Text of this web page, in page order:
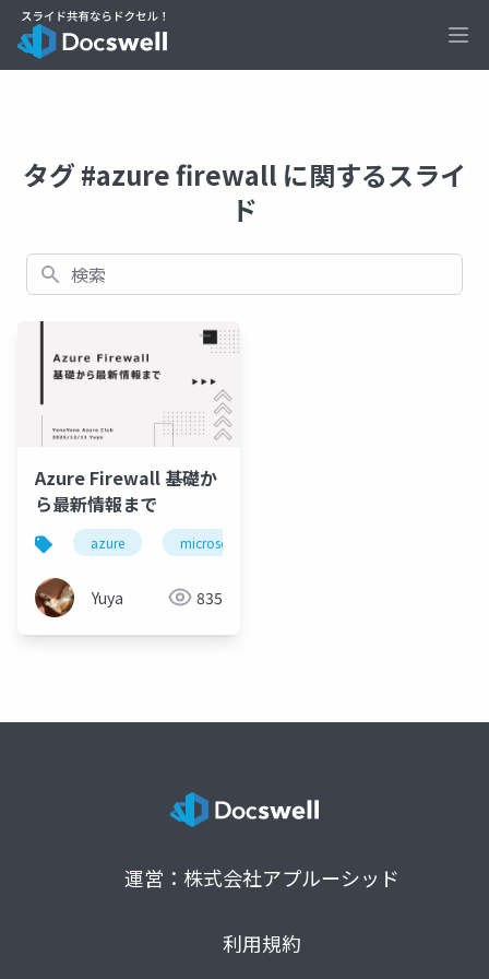
タグ #azure firewall に関するスライ
ド
検索
Azure Firewall 基礎か
ら最新情報まで
azure microsoft
Yuya 835
運営：株式会社アプルーシッド
利用規約